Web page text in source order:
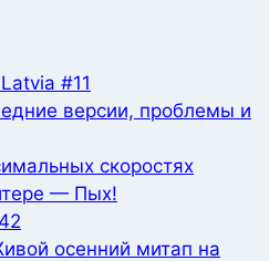
#11
версии, проблемы и
скоростях
— Пых!
осенний митап на